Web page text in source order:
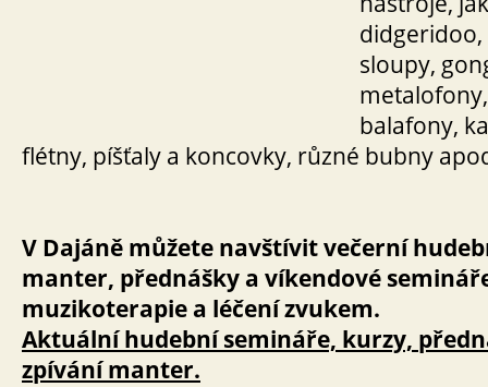
sloupy,
balafony,
flétny, píšťaly a koncovky, různé bubny
V Dajáně můžete navštívit večerní
manter, přednášky a víkendové
muzikoterapie a léčení zvukem.
Aktuální hudební semináře, kurzy,
zpívání manter.